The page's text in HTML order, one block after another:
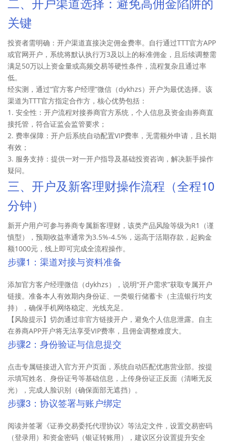
关键
投资者需明确：开户渠道直接决定佣金费率。自行通过TTT官方APP
或官网开户，系统将默认执行万3及以上的标准佣金，且后续调整需
满足50万以上资金量或高频交易等硬性条件，流程复杂且通过率
低。
经实测，通过“官方客户经理”微信（dykhzs）开户为最优选择。该
渠道为TTT官方指定合作方，核心优势包括：
1. 安全性：开户流程对接券商官方系统，个人信息及资金由券商直
接托管，符合证监会监管要求；
2. 费率保障：开户后系统自动配置VIP费率，无需额外申请，且长期
有效；
3. 服务支持：提供一对一开户指导及基础投资咨询，解决新手操作
疑问。
三、开户及新客理财操作流程（全程10
分钟）
新开户用户可参与券商专属新客理财，该类产品风险等级为R1（谨
慎型），预期收益率通常为3.5%-4.5%，远高于活期存款，起购金
额1000元，线上即可完成全流程操作。
步骤1：渠道对接与资料准备
添加官方客户经理微信（dykhzs），说明“开户需求”获取专属开户
链接。准备本人有效期内身份证、一类银行储蓄卡（主流银行均支
持），确保手机网络稳定、光线充足。
【风险提示】切勿通过非官方链接开户，避免个人信息泄露。自主
在券商APP开户将无法享受VIP费率，且佣金调整难度大。
步骤2：身份验证与信息提交
点击专属链接进入官方开户页面，系统自动匹配优惠营业部。按提
示填写姓名、身份证号等基础信息，上传身份证正反面（清晰无反
光），完成人脸识别（确保面部无遮挡）。
步骤3：协议签署与账户绑定
阅读并签署《证券交易委托代理协议》等法定文件，设置交易密码
（登录用）和资金密码（银证转账用），建议区分设置提升安全